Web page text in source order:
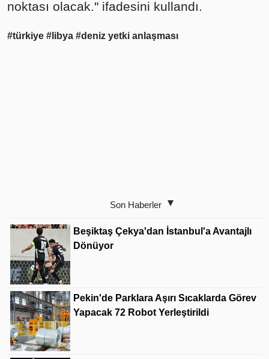
noktası olacak." ifadesini kullandı.
#türkiye #libya #deniz yetki anlaşması
Son Haberler
Beşiktaş Çekya'dan İstanbul'a Avantajlı
Dönüyor
Pekin'de Parklara Aşırı Sıcaklarda Görev
Yapacak 72 Robot Yerleştirildi